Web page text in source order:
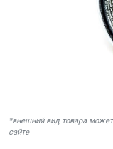
*внешний вид товара
сайте